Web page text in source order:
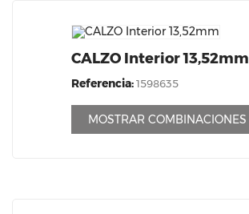
CALZO Interior 13,52mm
Referencia:1598635
MOSTRAR COMBINACIONES